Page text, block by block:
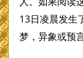
13日凌晨发生
梦，异象或预